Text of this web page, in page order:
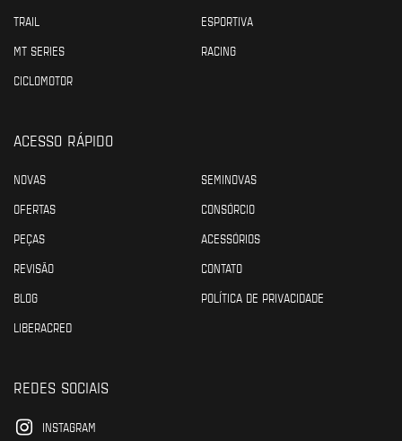
TRAIL
ESPORTIVA
MT SERIES
RACING
CICLOMOTOR
ACESSO RÁPIDO
NOVAS
SEMINOVAS
OFERTAS
CONSÓRCIO
PEÇAS
ACESSÓRIOS
REVISÃO
CONTATO
BLOG
POLÍTICA DE PRIVACIDADE
LIBERACRED
REDES SOCIAIS
INSTAGRAM